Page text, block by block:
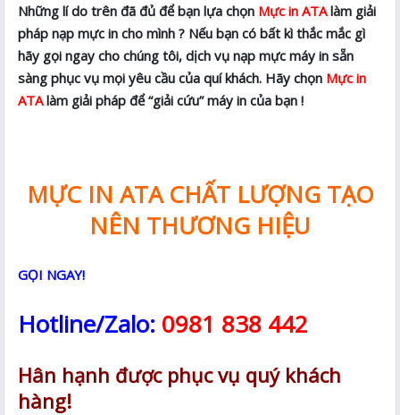
Những lí do trên đã đủ để bạn lựa chọn Mực in ATAlàm giải
pháp nạp mực in cho mình ? Nếu bạn có bất kì thắc mắc gì
hãy gọi ngay cho chúng tôi, dịch vụ nạp mực máy in sẵn
sàng phục vụ mọi yêu cầu của quí khách. Hãy chọn Mực in
ATAlàm giải pháp để “giải cứu” máy in của bạn !
MỰC IN ATA CHẤT LƯỢNG TẠO
NÊN THƯƠNG HIỆU
GỌI NGAY!
Hotline/Zalo: 0981 838 442
Hân hạnh được phục vụ quý khách
hàng!